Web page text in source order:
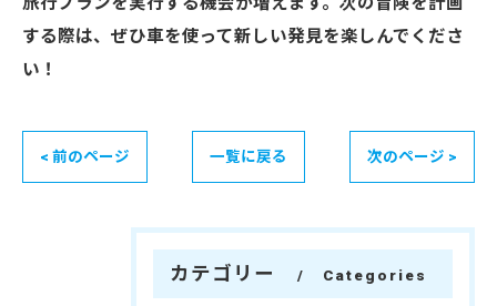
する際は、ぜひ車を使って新しい発見を楽しんでくださ
い！
< 前のページ 一覧に戻る 次のページ >
カテゴリー Categories